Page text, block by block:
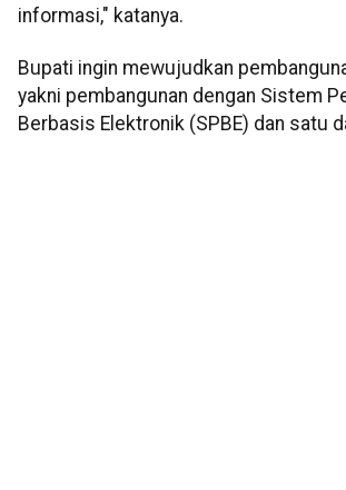
informasi," katanya.
Bupati ingin mewujudkan
yakni pembangunan dengan Sistem
Berbasis Elektronik (SPBE) dan satu